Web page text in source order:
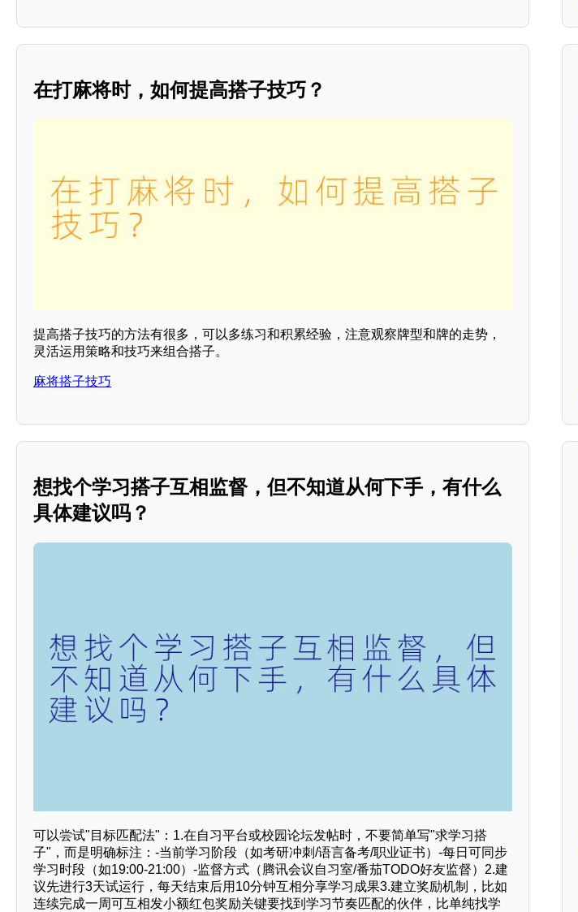
在打麻将时，如何提高搭子技巧？
提高搭子技巧的方法有很多，可以多练习和积累经验，注意观察牌型和牌的走势，
灵活运用策略和技巧来组合搭子。
麻将搭子技巧
想找个学习搭子互相监督，但不知道从何下手，有什么
具体建议吗？
可以尝试"目标匹配法"：1.在自习平台或校园论坛发帖时，不要简单写"求学习搭
子"，而是明确标注：-当前学习阶段（如考研冲刺/语言备考/职业证书）-每日可同步
学习时段（如19:00-21:00）-监督方式（腾讯会议自习室/番茄TODO好友监督）2.建
议先进行3天试运行，每天结束后用10分钟互相分享学习成果3.建立奖励机制，比如
连续完成一周可互相发小额红包奖励关键要找到学习节奏匹配的伙伴，比单纯找学